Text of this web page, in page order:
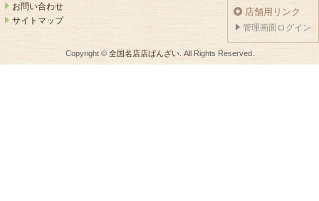
お問い合わせ
サイトマップ
店舗用リンク
管理画面ログイン
Copyright © 全国名店店ばんざい. All Rights Reserved.